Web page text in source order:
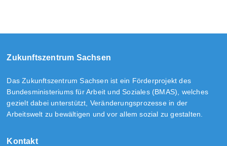
Zukunftszentrum Sachsen
Das Zukunftszentrum Sachsen ist ein Förderprojekt des
Bundesministeriums für Arbeit und Soziales (BMAS), welches
gezielt dabei unterstützt, Veränderungsprozesse in der
Arbeitswelt zu bewältigen und vor allem sozial zu gestalten.
Kontakt